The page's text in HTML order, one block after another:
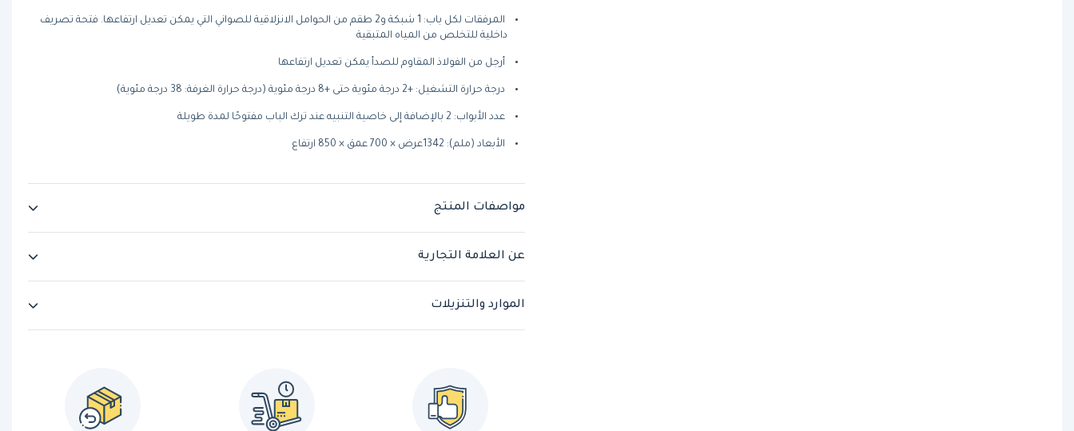
المرفقات لكل باب: 1 شبكة و2 طقم من الحوامل الانزلاقية للصواني التي يمكن تعديل ارتفاعها. فتحة تصريف
داخلية للتخلص من المياه المتبقية
أرجل من الفولاذ المقاوم للصدأ يمكن تعديل ارتفاعها
درجة حرارة التشغيل: +2 درجة مئوية حتى +8 درجة مئوية (درجة حرارة الغرفة: 38 درجة مئوية)
عدد الأبواب: 2 بالإضافة إلى خاصية التنبيه عند ترك الباب مفتوحًا لمدة طويلة
الأبعاد (ملم): 1342عرض × 700 عمق × 850 ارتفاع
مواصفات المنتج
عن العلامة التجارية
الموارد والتنزيلات